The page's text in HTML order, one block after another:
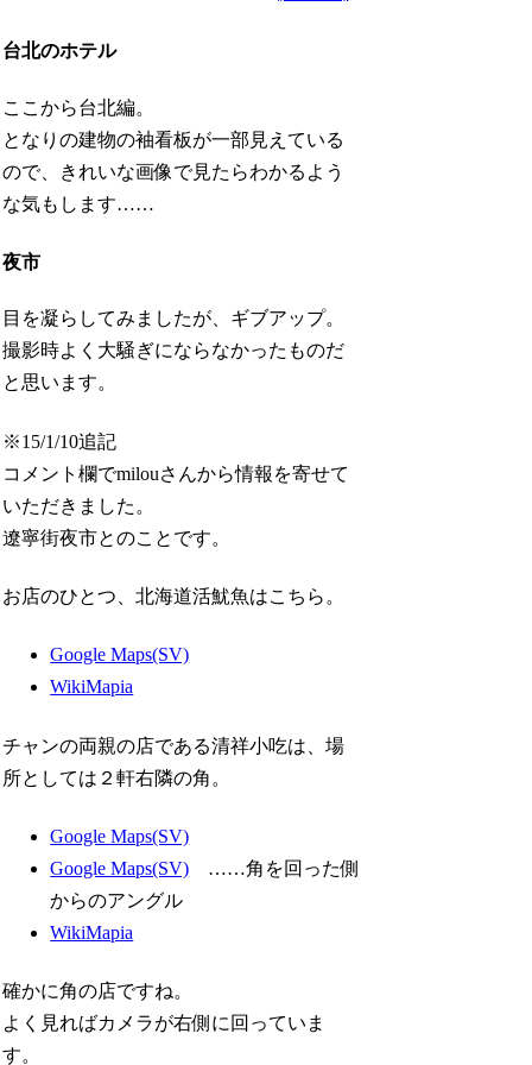
台北のホテル
ここから台北編。
となりの建物の袖看板が一部見えている
ので、きれいな画像で見たらわかるよう
な気もします……
夜市
目を凝らしてみましたが、ギブアップ。
撮影時よく大騒ぎにならなかったものだ
と思います。
※15/1/10追記
コメント欄でmilouさんから情報を寄せて
いただきました。
遼寧街夜市とのことです。
お店のひとつ、北海道活魷魚はこちら。
Google Maps(SV)
WikiMapia
チャンの両親の店である清祥小吃は、場
所としては２軒右隣の角。
Google Maps(SV)
Google Maps(SV) ……角を回った側
からのアングル
WikiMapia
確かに角の店ですね。
よく見ればカメラが右側に回っていま
す。